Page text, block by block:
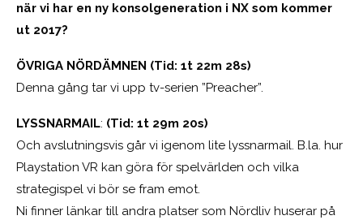
när vi har en ny konsolgeneration i NX som kommer
ut 2017?
ÖVRIGA NÖRDÄMNEN (Tid: 1t 22m 28s)
Denna gång tar vi upp tv-serien ”Preacher”.
LYSSNARMAIL: (Tid: 1t 29m 20s)
Och avslutningsvis går vi igenom lite lyssnarmail. B.la. hur
Playstation VR kan göra för spelvärlden och vilka
strategispel vi bör se fram emot.
Ni finner länkar till andra platser som Nördliv huserar på